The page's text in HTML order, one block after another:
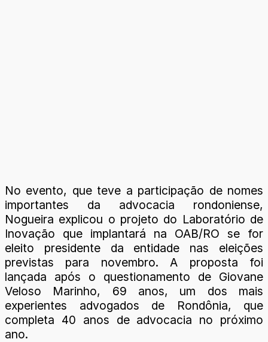
No evento, que teve a participação de nomes
importantes da advocacia rondoniense,
Nogueira explicou o projeto do Laboratório de
Inovação que implantará na OAB/RO se for
eleito presidente da entidade nas eleições
previstas para novembro. A proposta foi
lançada após o questionamento de Giovane
Veloso Marinho, 69 anos, um dos mais
experientes advogados de Rondônia, que
completa 40 anos de advocacia no próximo
ano.